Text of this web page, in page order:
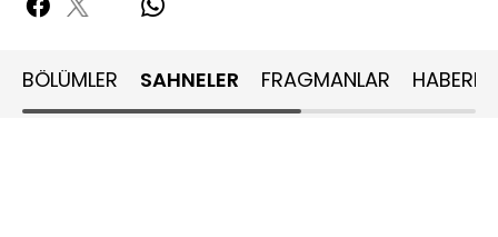
BÖLÜMLER SAHNELER FRAGMANLAR